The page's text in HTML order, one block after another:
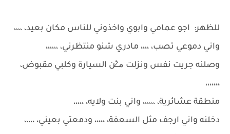
للظهر: اجو عمامي وابوي واخذوني للناس مكان بعيد، ،،،،
واني دموعي تصب، ،،،، مادري شنو منتظرني، ،،،،،،
وصلنه جريت نفس ونزلت م̷ـــِْن السيارة وكلبي مقبوض،
،،،،،،،
منطقة عشائرية، ،،،،،، واني بنت ولايه، ،،،،،
دخلنه واني ارجف مثل السعفة، ،،،،، ودمعتي بعيني، ،،،،،